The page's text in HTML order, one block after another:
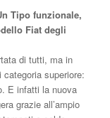
Tipo funzionale,
Fiat degli
di tutti, ma in
superiore:
E infatti la nuova
grazie all’ampio